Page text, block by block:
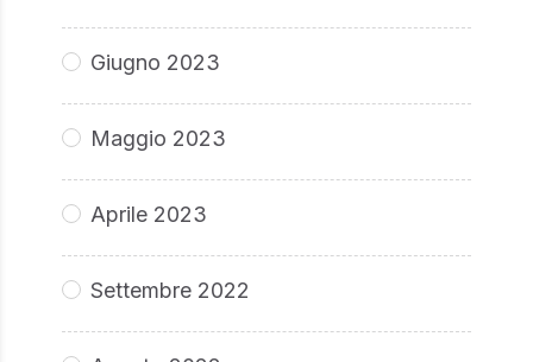
Giugno 2023
Maggio 2023
Aprile 2023
Settembre 2022